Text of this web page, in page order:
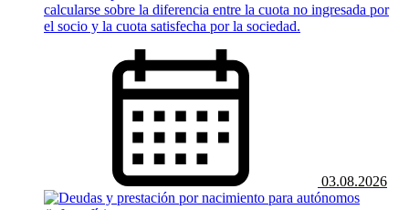
calcularse sobre la diferencia entre la cuota no ingresada por
el socio y la cuota satisfecha por la sociedad.
03.08.2026